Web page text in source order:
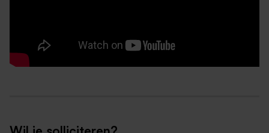
19 jaar: € 10,83
18 jaar: € 9,03